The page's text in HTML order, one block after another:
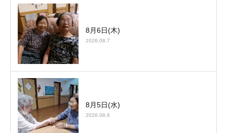
8月6日(木)
2026.08.7
8月5日(水)
2026.08.6